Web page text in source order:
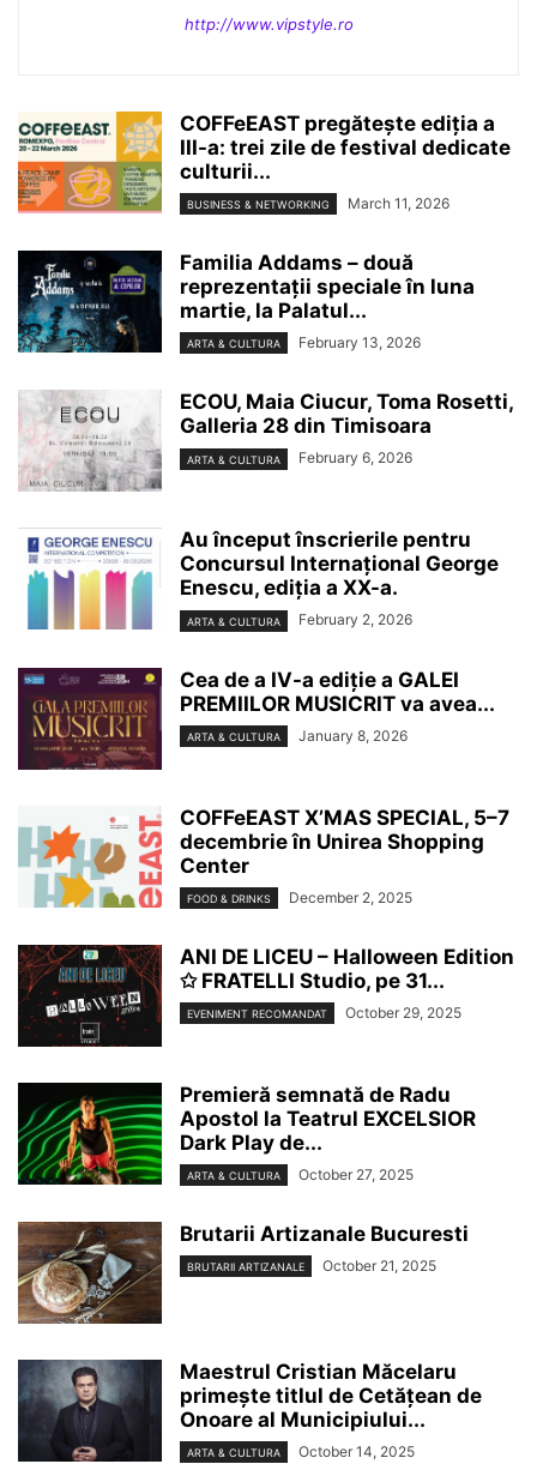
http://www.vipstyle.ro
COFFeEAST pregătește ediția a
III-a: trei zile de festival dedicate
culturii...
BUSINESS & NETWORKING March 11, 2026
Familia Addams – două
reprezentații speciale în luna
martie, la Palatul...
ARTA & CULTURA February 13, 2026
ECOU, Maia Ciucur, Toma Rosetti,
Galleria 28 din Timisoara
ARTA & CULTURA February 6, 2026
Au început înscrierile pentru
Concursul Internațional George
Enescu, ediția a XX-a.
ARTA & CULTURA February 2, 2026
Cea de a IV-a ediție a GALEI
PREMIILOR MUSICRIT va avea...
ARTA & CULTURA January 8, 2026
COFFeEAST X’MAS SPECIAL, 5–7
decembrie în Unirea Shopping
Center
FOOD & DRINKS December 2, 2025
ANI DE LICEU – Halloween Edition
✩ FRATELLI Studio, pe 31...
EVENIMENT RECOMANDAT October 29, 2025
Premieră semnată de Radu
Apostol la Teatrul EXCELSIOR
Dark Play de...
ARTA & CULTURA October 27, 2025
Brutarii Artizanale Bucuresti
BRUTARII ARTIZANALE October 21, 2025
Maestrul Cristian Măcelaru
primește titlul de Cetățean de
Onoare al Municipiului...
ARTA & CULTURA October 14, 2025